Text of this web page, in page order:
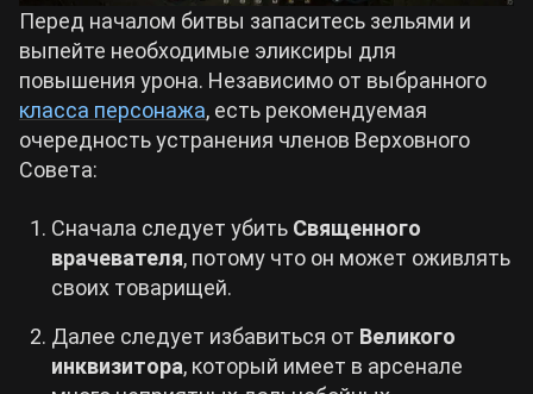
Перед началом битвы запаситесь зельями и
выпейте необходимые эликсиры для
повышения урона. Независимо от выбранного
класса персонажа, есть рекомендуемая
очередность устранения членов Верховного
Совета:
Сначала следует убить Священного
врачевателя, потому что он может оживлять
своих товарищей.
Далее следует избавиться от Великого
инквизитора, который имеет в арсенале